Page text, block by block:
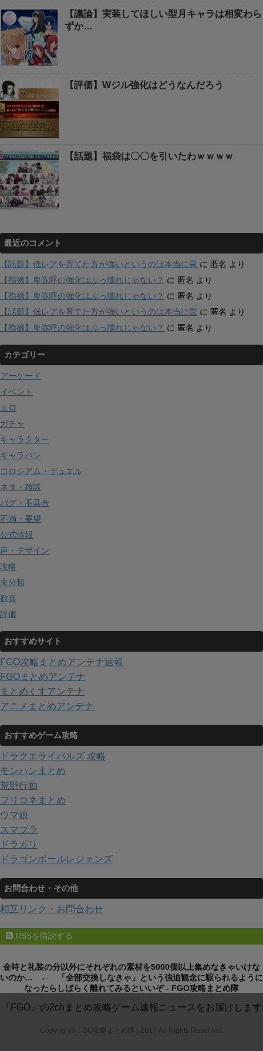
【議論】実装してほしい型月キャラは相変わら
ずか…
【評価】Wジル強化はどうなんだろう
【話題】福袋は〇〇を引いたわｗｗｗｗ
最近のコメント
【話題】低レアを育てた方が強いというのは本当に罠 に 匿名 より
【指摘】卑弥呼の強化はぶっ壊れじゃない？ に 匿名 より
【指摘】卑弥呼の強化はぶっ壊れじゃない？ に 匿名 より
【話題】低レアを育てた方が強いというのは本当に罠 に 匿名 より
【指摘】卑弥呼の強化はぶっ壊れじゃない？ に 匿名 より
カテゴリー
アーケード
イベント
エロ
ガチャ
キャラクター
キャラバン
コロシアム・デュエル
ネタ・雑談
バグ・不具合
不満・要望
公式情報
声・デザイン
攻略
未分類
歓喜
評価
おすすめサイト
FGO攻略まとめアンテナ速報
FGOまとめアンテナ
まとめくすアンテナ
アニメまとめアンテナ
おすすめゲーム攻略
ドラクエライバルズ 攻略
モンハンまとめ
荒野行動
プリコネまとめ
ウマ娘
スマブラ
ドラガリ
ドラゴンボールレジェンズ
お問合わせ・その他
相互リンク・お問合わせ
RSSを購読する
金時と礼装の分以外にそれぞれの素材を5000個以上集めなきゃいけな
いのか… ← 「全部交換しなきゃ」という強迫観念に駆られるように
なったらしばらく離れてみるといいぞ - FGO攻略まとめ隊
『FGO』の2chまとめ攻略ゲーム速報ニュースをお届けします
Copyright© FGO攻略まとめ隊 , 2017 All Rights Reserved.